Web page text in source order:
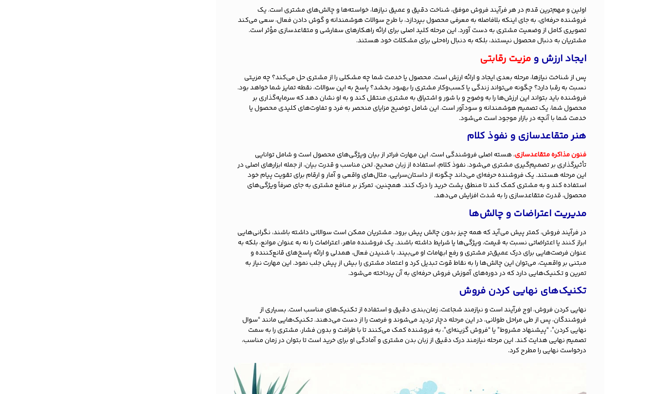
اولین و مهم‌ترین قدم در هر فرآیند فروش موفق، شناخت دقیق و عمیق نیازها، خواسته‌ها و چالش‌های مشتری است. یک
فروشنده حرفه‌ای، به جای اینکه بلافاصله به معرفی محصول بپردازد، با طرح سوالات هوشمندانه و گوش دادن فعال، سعی می‌کند
تصویری کامل از وضعیت مشتری به دست آورد. این مرحله کلید اصلی برای ارائه راهکارهای سفارشی و متقاعدسازی مؤثر است.
مشتریان به دنبال محصول نیستند، بلکه به دنبال راه‌حلی برای مشکلات خود هستند.
ایجاد ارزش ومزیت رقابتی
پس از شناخت نیازها، مرحله بعدی ایجاد و ارائه ارزش است. محصول یا خدمت شما چه مشکلی را از مشتری حل می‌کند؟ چه مزیتی
نسبت به رقبا دارد؟ چگونه می‌تواند زندگی یا کسب‌وکار مشتری را بهبود بخشد؟ پاسخ به این سوالات، نقطه تمایز شما خواهد بود.
فروشنده باید بتواند این ارزش‌ها را به وضوح و با شور و اشتیاق به مشتری منتقل کند و به او نشان دهد که سرمایه‌گذاری بر
محصول شما، یک تصمیم هوشمندانه و سودآور است. این شامل توضیح مزایای منحصر به فرد و تفاوت‌های کلیدی محصول یا
خدمت شما با آنچه در بازار موجود است می‌شود.
هنر متقاعدسازی و نفوذ کلام
فنون مذاکره متقاعدسازی، هسته اصلی فروشندگی است. این مهارت فراتر از بیان ویژگی‌های محصول است و شامل توانایی
تأثیرگذاری بر تصمیم‌گیری مشتری می‌شود. نفوذ کلام، استفاده از زبان صحیح، لحن مناسب و قدرت بیان، از جمله ابزارهای اصلی در
این مرحله هستند. یک فروشنده حرفه‌ای می‌داند چگونه از داستان‌سرایی، مثال‌های واقعی و آمار و ارقام برای تقویت پیام خود
استفاده کند و به مشتری کمک کند تا منطق پشت خرید را درک کند. همچنین، تمرکز بر منافع مشتری به جای صرفاً ویژگی‌های
محصول، قدرت متقاعدسازی را به شدت افزایش می‌دهد.
مدیریت اعتراضات و چالش‌ها
در فرآیند فروش، کمتر پیش می‌آید که همه چیز بدون چالش پیش برود. مشتریان ممکن است سوالاتی داشته باشند، نگرانی‌هایی
ابراز کنند یا اعتراضاتی نسبت به قیمت، ویژگی‌ها یا شرایط داشته باشند. یک فروشنده ماهر، اعتراضات را نه به عنوان موانع، بلکه به
عنوان فرصت‌هایی برای درک عمیق‌تر مشتری و رفع ابهامات او می‌بیند. با شنیدن فعال، همدلی و ارائه پاسخ‌های قانع‌کننده و
مبتنی بر واقعیت، می‌توان این چالش‌ها را به نقاط قوت تبدیل کرد و اعتماد مشتری را بیش از پیش جلب نمود. این مهارت نیاز به
تمرین و تکنیک‌هایی دارد که در دوره‌های آموزش فروش حرفه‌ای به آن پرداخته می‌شود.
تکنیک‌های نهایی کردن فروش
نهایی کردن فروش، اوج فرآیند است و نیازمند شجاعت، زمان‌بندی دقیق و استفاده از تکنیک‌های مناسب است. بسیاری از
فروشندگان، پس از طی مراحل طولانی، در این مرحله دچار تردید می‌شوند و فرصت را از دست می‌دهند. تکنیک‌هایی مانند “سوال
نهایی کردن”، “پیشنهاد مشروط” یا “فروش گزینه‌ای”، به فروشنده کمک می‌کنند تا با ظرافت و بدون فشار، مشتری را به سمت
تصمیم نهایی هدایت کند. این مرحله نیازمند درک دقیق از زبان بدن مشتری و آمادگی او برای خرید است تا بتوان در زمان مناسب،
درخواست نهایی را مطرح کرد.